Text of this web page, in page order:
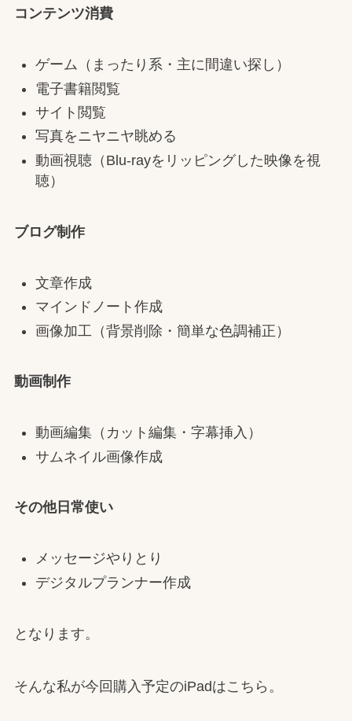
コンテンツ消費
ゲーム（まったり系・主に間違い探し）
電子書籍閲覧
サイト閲覧
写真をニヤニヤ眺める
動画視聴（Blu-rayをリッピングした映像を視
聴）
ブログ制作
文章作成
マインドノート作成
画像加工（背景削除・簡単な色調補正）
動画制作
動画編集（カット編集・字幕挿入）
サムネイル画像作成
その他日常使い
メッセージやりとり
デジタルプランナー作成
となります。
そんな私が今回購入予定のiPadはこちら。